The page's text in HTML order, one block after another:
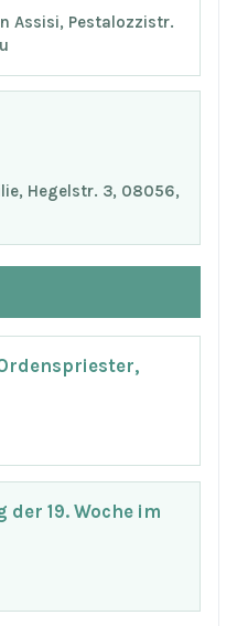
Assisi, Pestalozzistr.
Hegelstr. 3, 08056,
19. Woche im